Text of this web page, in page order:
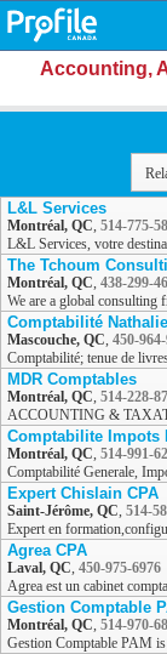
Accounting,
L&L Services
Montréal, QC, 514-775-
L&L Services, votre
The Tchoum
Montréal, QC, 438-299-
We are a global consulting
Comptabilité
Mascouche, QC, 450-
Comptabilité; tenue de
MDR Comptables
Montréal, QC, 514-228-
ACCOUNTING &
Comptabilite Impots
Montréal, QC, 514-991-
Comptabilité Generale,
Expert Chislain CPA
Saint-Jérôme, QC, 514-
Expert en
Agrea CPA
Laval, QC, 450-975-6976
Agrea est un cabinet
Gestion Comptable
Montréal, QC, 514-970-
Gestion Comptable PAM